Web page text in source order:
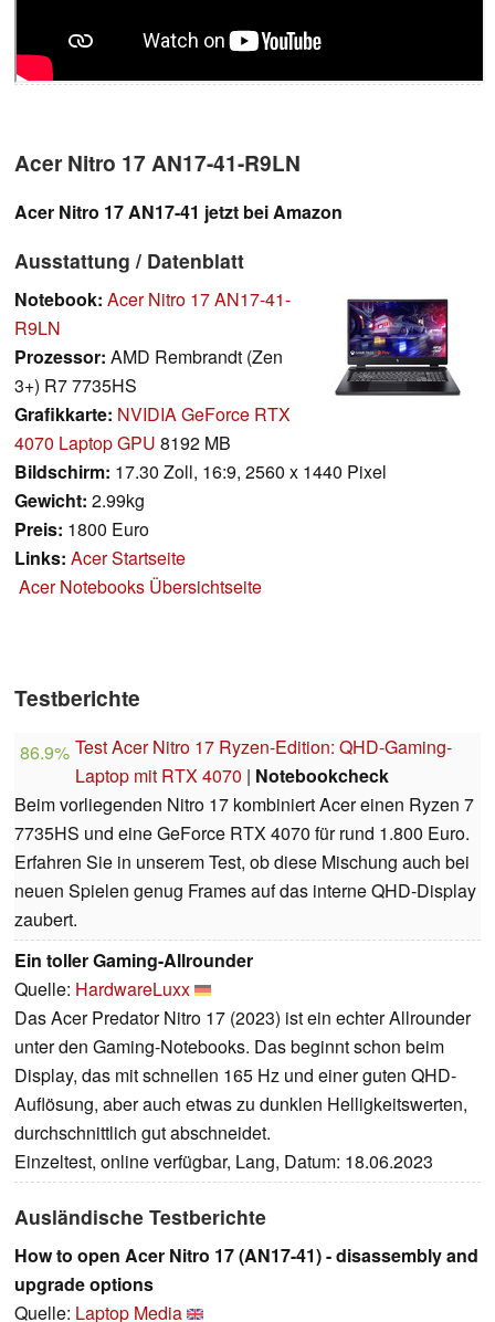
Acer Nitro 17 AN17-41-R9LN
Acer Nitro 17 AN17-41 jetzt bei Amazon
Ausstattung / Datenblatt
Notebook: Acer Nitro 17 AN17-41-
R9LN
Prozessor: AMD Rembrandt (Zen
3+) R7 7735HS
Grafikkarte: NVIDIA GeForce RTX
4070 Laptop GPU 8192 MB
Bildschirm: 17.30 Zoll, 16:9, 2560 x 1440 Pixel
Gewicht: 2.99kg
Preis: 1800 Euro
Links: Acer Startseite
Acer Notebooks Übersichtseite
Testberichte
86.9% Test Acer Nitro 17 Ryzen-Edition: QHD-Gaming-
Laptop mit RTX 4070 | Notebookcheck
Beim vorliegenden Nitro 17 kombiniert Acer einen Ryzen 7
7735HS und eine GeForce RTX 4070 für rund 1.800 Euro.
Erfahren Sie in unserem Test, ob diese Mischung auch bei
neuen Spielen genug Frames auf das interne QHD-Display
zaubert.
Ein toller Gaming-Allrounder
Quelle: HardwareLuxx
Das Acer Predator Nitro 17 (2023) ist ein echter Allrounder
unter den Gaming-Notebooks. Das beginnt schon beim
Display, das mit schnellen 165 Hz und einer guten QHD-
Auflösung, aber auch etwas zu dunklen Helligkeitswerten,
durchschnittlich gut abschneidet.
Einzeltest, online verfügbar, Lang, Datum: 18.06.2023
Ausländische Testberichte
How to open Acer Nitro 17 (AN17-41) - disassembly and
upgrade options
Quelle: Laptop Media